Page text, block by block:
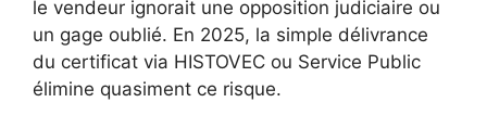
le vendeur ignorait une opposition judiciaire ou
un gage oublié. En 2025, la simple délivrance
du certificat via HISTOVEC ou Service Public
élimine quasiment ce risque.